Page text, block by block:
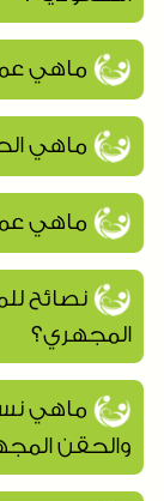
ماهي
ماهي
ماهي
نصائح
المجهري؟
ماهي
والحقن